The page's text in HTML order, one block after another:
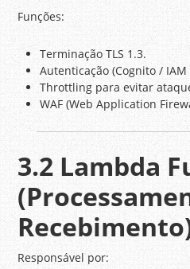
Funções:
Terminação TLS 1.3.
Autenticação (Cognito / IAM
Throttling para evitar
WAF (Web Application
3.2 Lambda
Responsável por: